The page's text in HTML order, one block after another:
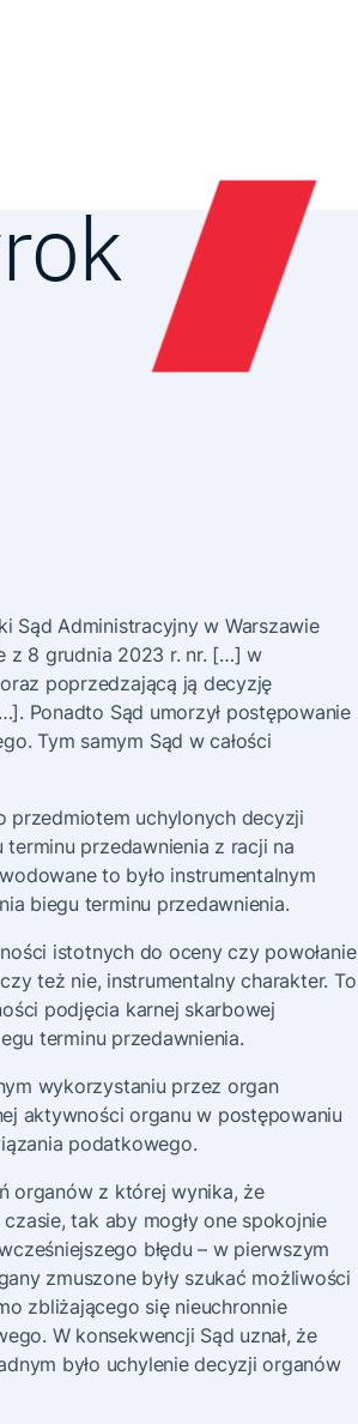
Sąd Administracyjny w Warszawie
z 8 grudnia 2023 r. nr. […] w
poprzedzającą ją decyzję
Ponadto Sąd umorzył postępowanie
Tym samym Sąd w całości
przedmiotem uchylonych decyzji
terminu przedawnienia z racji na
to było instrumentalnym
biegu terminu przedawnienia.
istotnych do oceny czy powołanie
też nie, instrumentalny charakter. To
podjęcia karnej skarbowej
terminu przedawnienia.
wykorzystaniu przez organ
aktywności organu w postępowaniu
podatkowego.
organów z której wynika, że
tak aby mogły one spokojnie
błędu – w pierwszym
zmuszone były szukać możliwości
zbliżającego się nieuchronnie
W konsekwencji Sąd uznał, że
było uchylenie decyzji organów